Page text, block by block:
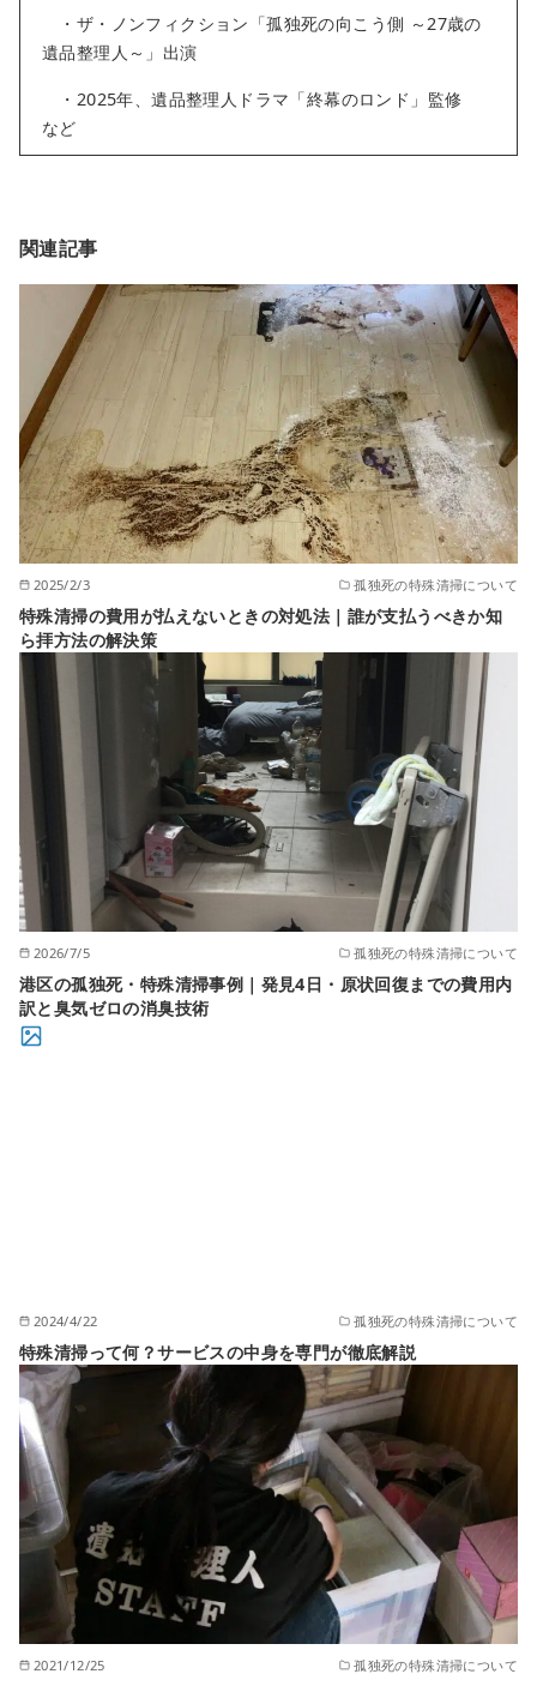
・ザ・ノンフィクション「孤独死の向こう側 ～27歳の
遺品整理人～」出演
・2025年、遺品整理人ドラマ「終幕のロンド」監修
など
関連記事
2025/2/3 孤独死の特殊清掃について
特殊清掃の費用が払えないときの対処法｜誰が支払うべきか知
ら拝方法の解決策
2026/7/5 孤独死の特殊清掃について
港区の孤独死・特殊清掃事例｜発見4日・原状回復までの費用内
訳と臭気ゼロの消臭技術
2024/4/22 孤独死の特殊清掃について
特殊清掃って何？サービスの中身を専門が徹底解説
2021/12/25 孤独死の特殊清掃について